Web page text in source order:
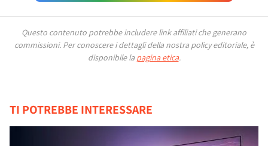
Questo contenuto potrebbe includere link affiliati che generano
commissioni. Per conoscere i dettagli della nostra policy editoriale, è
disponibile la pagina etica.
TI POTREBBE INTERESSARE